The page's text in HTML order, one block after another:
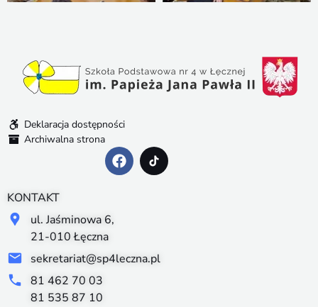
Deklaracja dostępności
Archiwalna strona
KONTAKT
ul. Jaśminowa 6,
21-010 Łęczna
sekretariat@sp4leczna.pl
81 462 70 03
81 535 87 10